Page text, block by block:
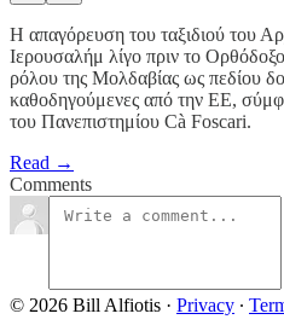
Η απαγόρευση του ταξιδιού του
Ιερουσαλήμ λίγο πριν το
ρόλου της Μολδαβίας ως πεδίου
καθοδηγούμενες από την ΕΕ,
του Πανεπιστημίου Cà Foscari.
Read →
Comments
© 2026 Bill Alfiotis · Privacy ∙